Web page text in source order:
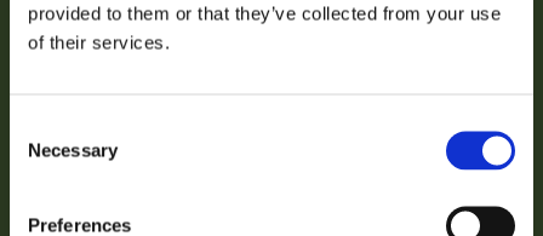
provided to them or that they’ve collected from your use
of their services.
Selection
Necessary
Preferences
Achteraf betalen met Klarna
Email
Nee bedankt, ik betaal liever de volledige prijs!